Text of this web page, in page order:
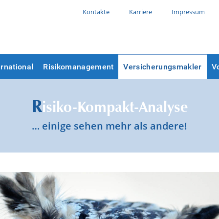
Kontakte Karriere Impressum
Risikomanagement Versicherungsmakler
Risiko-Kompakt-Analyse
… einige sehen mehr als andere!